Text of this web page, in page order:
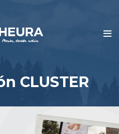
CLUSTER